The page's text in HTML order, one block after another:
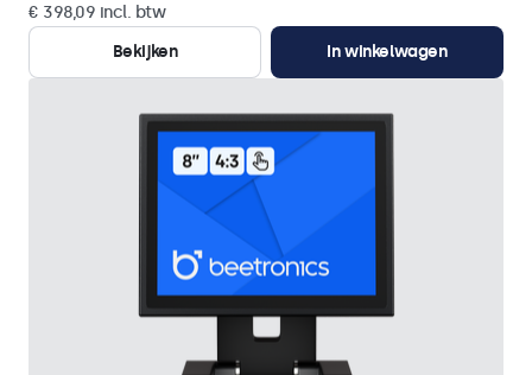
€ 398,09 incl. btw
Bekijken
In winkelwagen